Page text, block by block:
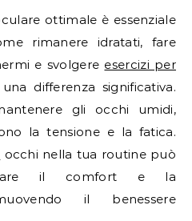
rimanere idratati, fare
e svolgere esercizi per
differenza significativa.
gli occhi umidi,
la tensione e la fatica.
occhi nella tua routine può
il comfort e la
il benessere